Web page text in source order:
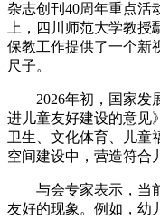
杂志创刊40周年重点
上，四川师范大学教授
保教工作提供了一个新
尺子。
2026年初，国家发
进儿童友好建设的意见
卫生、文化体育、儿童
空间建设中，营造符合
与会专家表示，当
友好的现象。例如，幼